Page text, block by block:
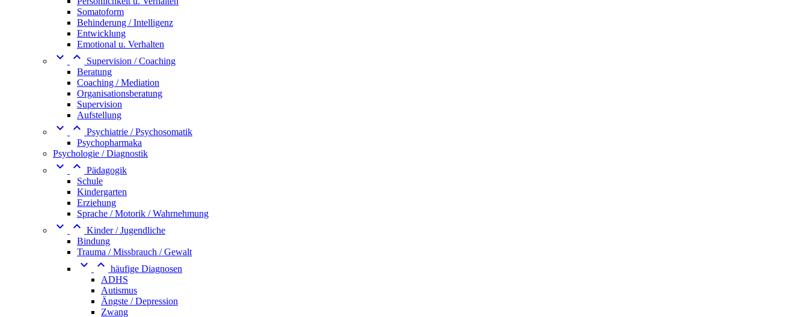
Somatoform
Behinderung / Intelligenz
Entwicklung
Emotional u. Verhalten
 
Supervision / Coaching
Beratung
Coaching / Mediation
Organisationsberatung
Supervision
Aufstellung
  Psychiatrie / Psychosomatik
Psychopharmaka
Psychologie / Diagnostik
  Pädagogik
Schule
Kindergarten
Erziehung
Sprache / Motorik / Wahrnehmung
  Kinder / Jugendliche
Bindung
Trauma / Missbrauch / Gewalt
  häufige Diagnosen
ADHS
Autismus
Ängste / Depression
Zwang